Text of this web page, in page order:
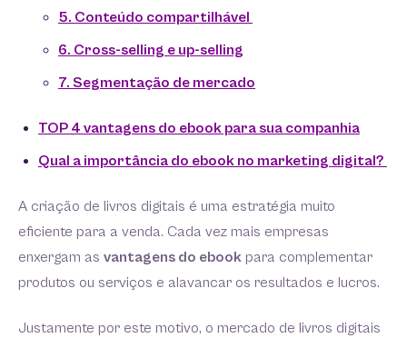
5. Conteúdo compartilhável
6. Cross-selling e up-selling
7. Segmentação de mercado
TOP 4 vantagens do ebook para sua companhia
Qual a importância do ebook no marketing digital?
A criação de livros digitais é uma estratégia muito
eficiente para a venda. Cada vez mais empresas
enxergam as vantagens do ebook para complementar
produtos ou serviços e alavancar os resultados e lucros.
Justamente por este motivo, o mercado de livros digitais